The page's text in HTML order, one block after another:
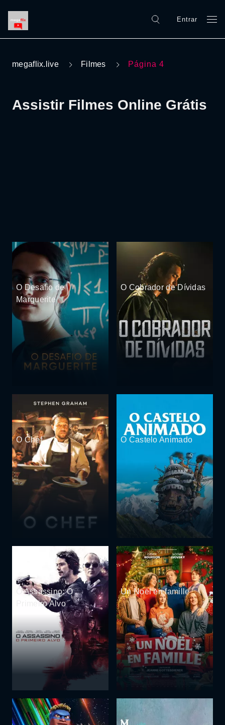
Entrar
megaflix.live Filmes Página 4
Assistir Filmes Online Grátis
O Desafio de
Marguerite
O Cobrador de Dívidas
O Chef O Castelo Animado
O Assassino: O
Primeiro Alvo
Un Noël en famille